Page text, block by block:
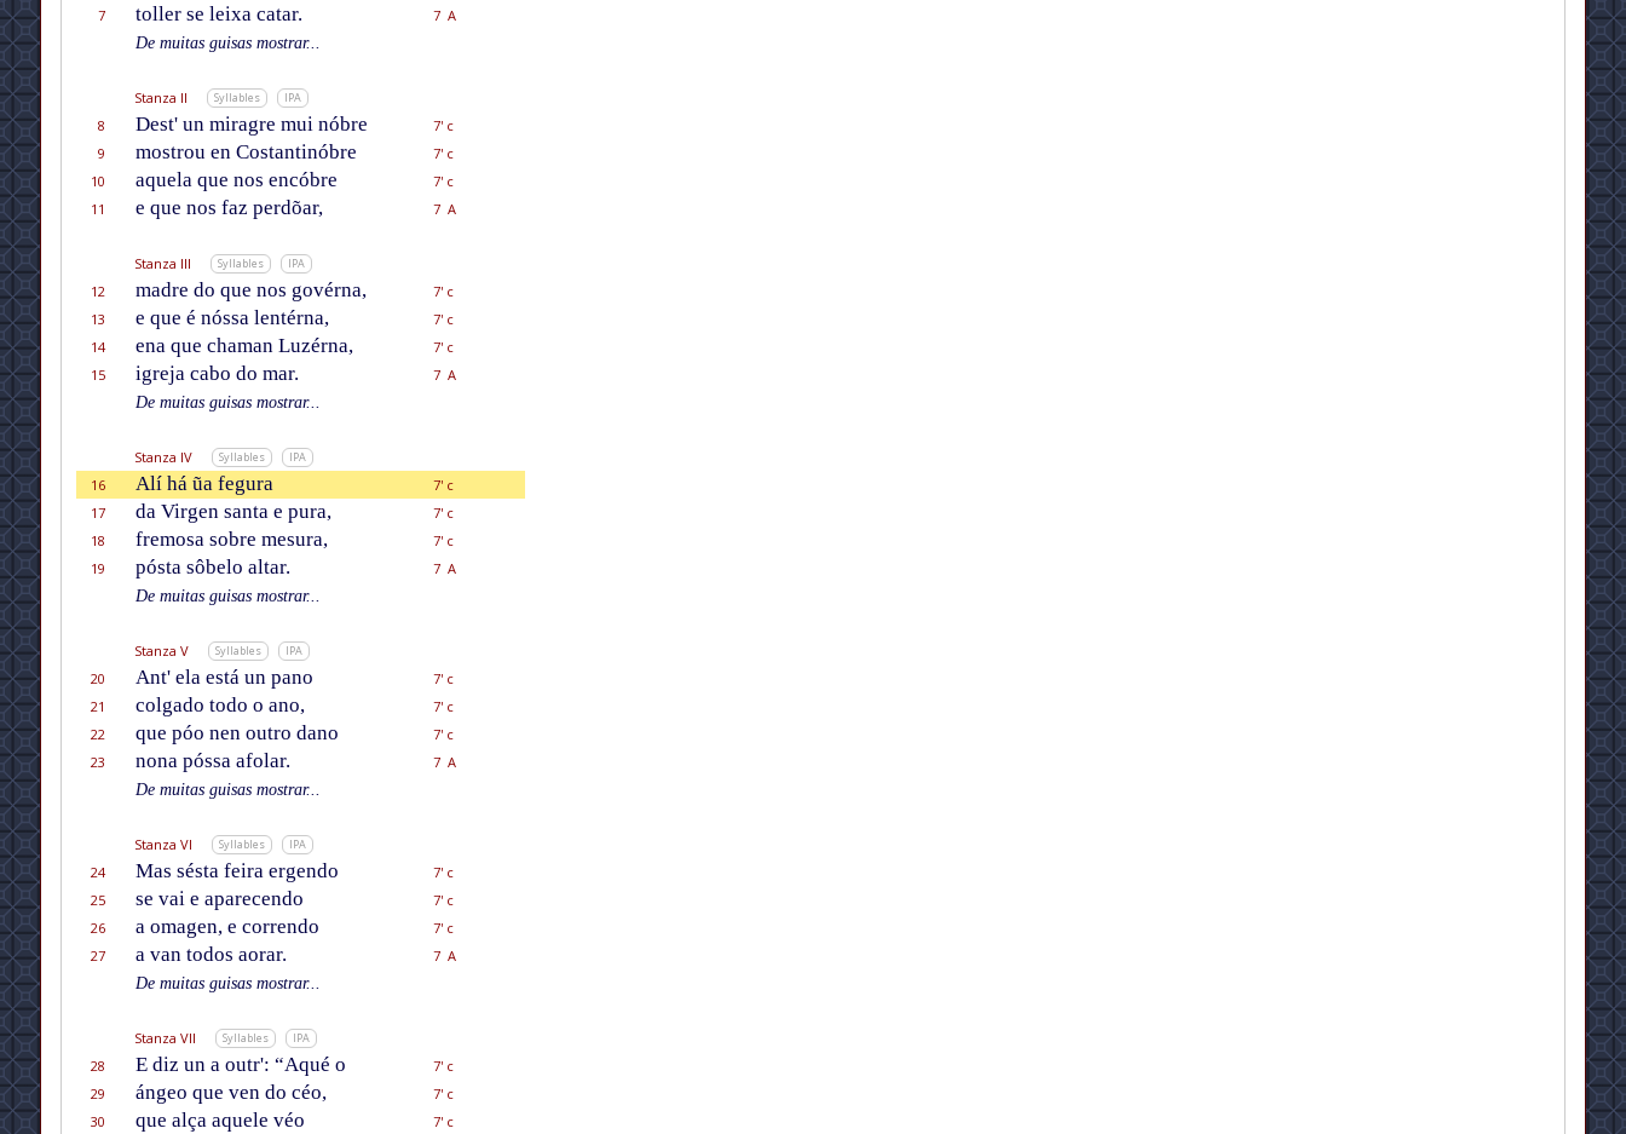
7
toller se leixa catar.
7 A
De muitas guisas mostrar...
Stanza II Syllables IPA
8 Dest' un miragre mui nóbre
7' c
9
mostrou en Costantinóbre
7' c
10
aquela que nos encóbre
7' c
11
e que nos faz perdõar, 7 A
Stanza III Syllables IPA
12 madre do que nos govérna,
7' c
13
e que é nóssa lentérna,
7' c
14
ena que chaman Luzérna,
7' c
15
igreja cabo do mar.
7 A
De muitas guisas mostrar...
Stanza IV Syllables IPA
16 Alí há ũa fegura
7' c
17
da Virgen santa e pura,
7' c
18
fremosa sobre mesura,
7' c
19
pósta sôbelo altar.
7 A
De muitas guisas mostrar...
Stanza V Syllables IPA
20 Ant' ela está un pano
7' c
21
colgado todo o ano,
7' c
22
que póo nen outro dano
7' c
23
nona póssa afolar.
7 A
De muitas guisas mostrar...
Stanza VI Syllables IPA
24 Mas sésta feira ergendo
7' c
25
se vai e aparecendo
7' c
26
a omagen, e correndo
7' c
27
a van todos aorar.
7 A
De muitas guisas mostrar...
Stanza VII Syllables IPA
28 E diz un a outr': “Aqué o
7' c
29
ángeo que ven do céo,
7' c
30
que alça aquele véo
7' c